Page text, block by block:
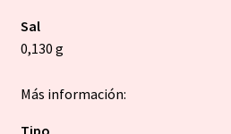
Sal
0,130 g
Más información:
Tipo